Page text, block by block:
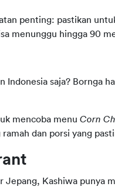
penting: pastikan
menunggu hingga 90
saja? Bornga
mencoba menu Corn
dan porsi yang